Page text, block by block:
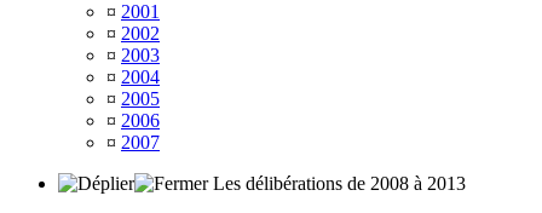
¤ 2001
¤ 2002
¤ 2003
¤ 2004
¤ 2005
¤ 2006
¤ 2007
Les délibérations de 2008 à 2013